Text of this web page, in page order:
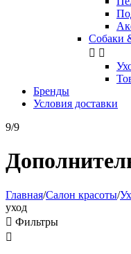
Собаки
 
Бренды
Условия доставки
9/9
Главная/Салон красоты/
уход
 Фильтры
